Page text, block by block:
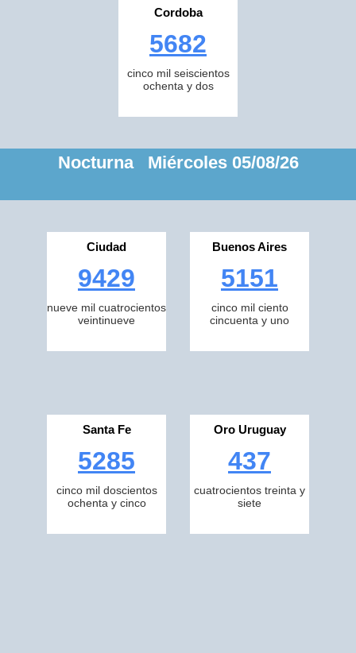
Cordoba
5682
cinco mil seiscientos
ochenta y dos
Nocturna Miércoles 05/08/26
Ciudad
9429
nueve mil cuatrocientos
veintinueve
Buenos Aires
5151
cinco mil ciento
cincuenta y uno
Santa Fe
5285
cinco mil doscientos
ochenta y cinco
Oro Uruguay
437
cuatrocientos treinta y
siete